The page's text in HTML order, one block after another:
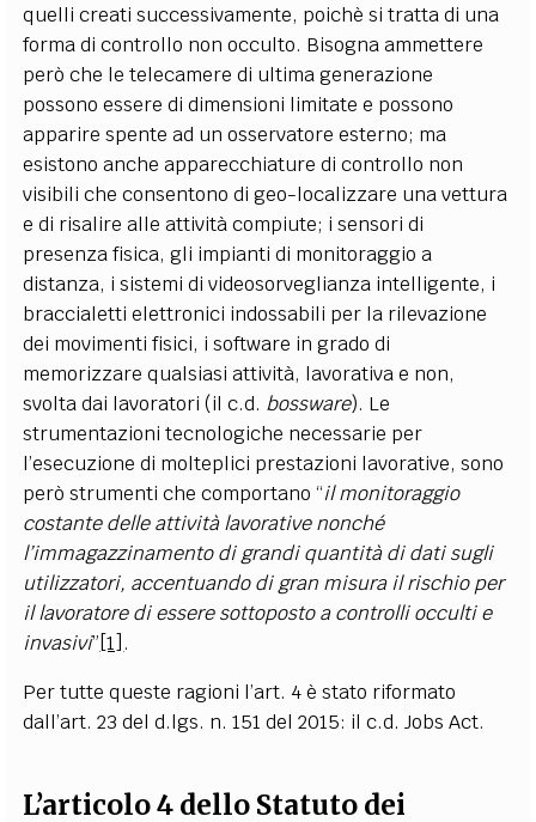
quelli creati successivamente, poichè si tratta di una
forma di controllo non occulto. Bisogna ammettere
però che le telecamere di ultima generazione
possono essere di dimensioni limitate e possono
apparire spente ad un osservatore esterno; ma
esistono anche apparecchiature di controllo non
visibili che consentono di geo-localizzare una vettura
e di risalire alle attività compiute; i sensori di
presenza fisica, gli impianti di monitoraggio a
distanza, i sistemi di videosorveglianza intelligente, i
braccialetti elettronici indossabili per la rilevazione
dei movimenti fisici, i software in grado di
memorizzare qualsiasi attività, lavorativa e non,
svolta dai lavoratori (il c.d. bossware). Le
strumentazioni tecnologiche necessarie per
l’esecuzione di molteplici prestazioni lavorative, sono
però strumenti che comportano “il monitoraggio
costante delle attività lavorative nonché
l’immagazzinamento di grandi quantità di dati sugli
utilizzatori, accentuando di gran misura il rischio per
il lavoratore di essere sottoposto a controlli occulti e
invasivi”[1] .
Per tutte queste ragioni l’art. 4 è stato riformato
dall’art. 23 del d.lgs. n. 151 del 2015: il c.d. Jobs Act.
L’articolo 4 dello Statuto dei